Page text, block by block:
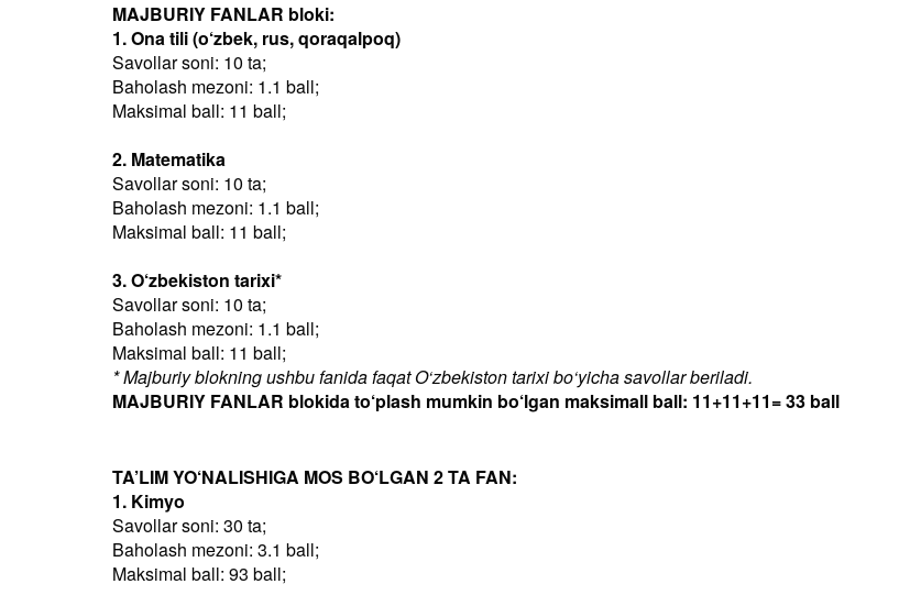
MAJBURIY FANLAR bloki:
1. Ona tili (o‘zbek, rus, qoraqalpoq)
Savollar soni: 10 ta;
Baholash mezoni: 1.1 ball;
Maksimal ball: 11 ball;
2. Matematika
Savollar soni: 10 ta;
Baholash mezoni: 1.1 ball;
Maksimal ball: 11 ball;
3. O‘zbekiston tarixi*
Savollar soni: 10 ta;
Baholash mezoni: 1.1 ball;
Maksimal ball: 11 ball;
* Majburiy blokning ushbu fanida faqat O‘zbekiston tarixi bo‘yicha savollar beriladi.
MAJBURIY FANLAR blokida to‘plash mumkin bo‘lgan maksimall ball: 11+11+11= 33 ball
TA’LIM YO‘NALISHIGA MOS BO‘LGAN 2 TA FAN:
1. Kimyo
Savollar soni: 30 ta;
Baholash mezoni: 3.1 ball;
Maksimal ball: 93 ball;